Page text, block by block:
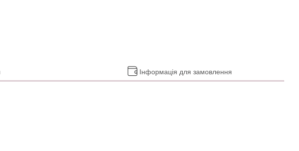
Інформація для замовлення